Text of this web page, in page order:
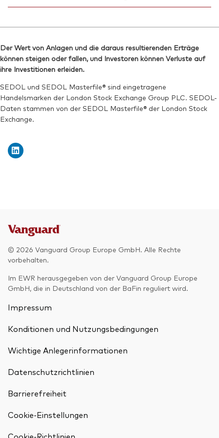
Reuters:VRGU.DE
Reuters:VRGU.L
SEDOL:BVYDFS4
Börsenticker:VRGU
ISIN:IE000J7AY5Y3
Reuters:VRGG.L
SEDOL:BVYDFV7
Börsenticker:VRGG
Der Wert von Anlagen und die daraus resultierenden Erträge
können steigen oder fallen, und Investoren können Verluste auf
ihre Investitionen erleiden.
SEDOL und SEDOL Masterfile® sind eingetragene
Handelsmarken der London Stock Exchange Group PLC. SEDOL-
Daten stammen von der SEDOL Masterfile® der London Stock
Exchange.
© 2026 Vanguard Group Europe GmbH. Alle Rechte
vorbehalten.
Im EWR herausgegeben von der Vanguard Group Europe
GmbH, die in Deutschland von der BaFin reguliert wird.
Impressum
Konditionen und Nutzungsbedingungen
Wichtige Anlegerinformationen
Datenschutzrichtlinien
Barrierefreiheit
Cookie-Einstellungen